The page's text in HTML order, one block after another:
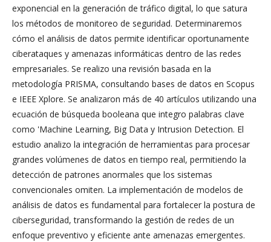
exponencial en la generación de tráfico digital, lo que satura
los métodos de monitoreo de seguridad. Determinaremos
cómo el análisis de datos permite identificar oportunamente
ciberataques y amenazas informáticas dentro de las redes
empresariales. Se realizo una revisión basada en la
metodología PRISMA, consultando bases de datos en Scopus
e IEEE Xplore. Se analizaron más de 40 artículos utilizando una
ecuación de búsqueda booleana que integro palabras clave
como 'Machine Learning, Big Data y Intrusion Detection. El
estudio analizo la integración de herramientas para procesar
grandes volúmenes de datos en tiempo real, permitiendo la
detección de patrones anormales que los sistemas
convencionales omiten. La implementación de modelos de
análisis de datos es fundamental para fortalecer la postura de
ciberseguridad, transformando la gestión de redes de un
enfoque preventivo y eficiente ante amenazas emergentes.